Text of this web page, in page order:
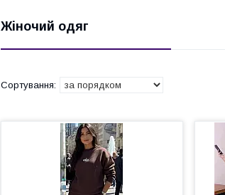
Жіночий одяг